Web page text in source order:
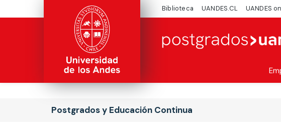
Biblioteca UANDES.CL UANDES
Postgrados y Educación Continua